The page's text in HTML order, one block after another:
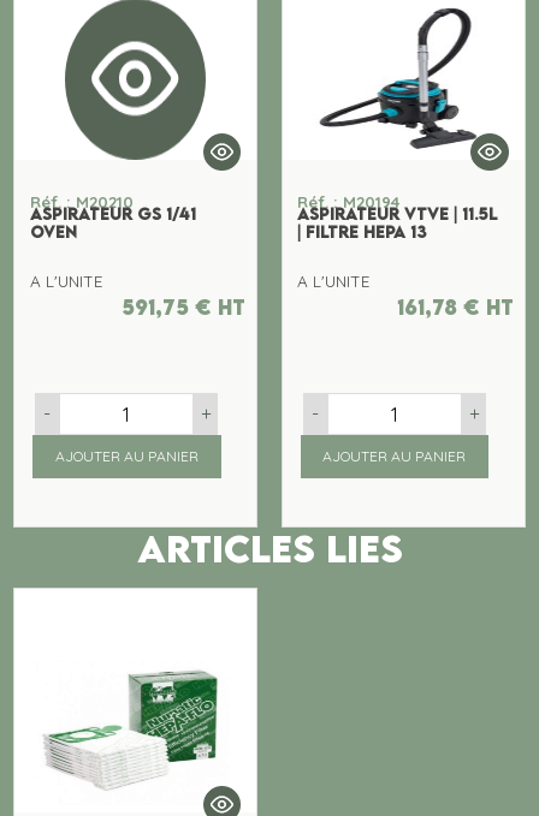
Réf. : M20210
ASPIRATEUR GS 1/41
OVEN
A L'UNITE
591,75 € ht
- +
AJOUTER AU PANIER
Réf. : M20194
ASPIRATEUR VTVE | 11.5L
| FILTRE HEPA 13
A L'UNITE
161,78 € ht
- +
AJOUTER AU PANIER
ARTICLES LIES